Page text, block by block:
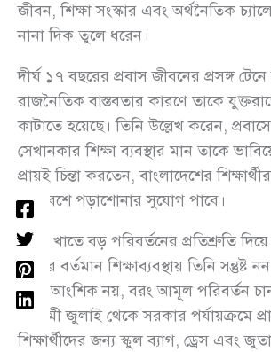
জীবন, শিক্ষা সংস্কার এবং অর্থনৈতিক
নানা দিক তুলে ধরেন।
দীর্ঘ ১৭ বছরের প্রবাস জীবনের প্রসঙ্গ
রাজনৈতিক বাস্তবতার কারণে তাকে
কাটাতে হয়েছে। তিনি উল্লেখ করেন,
সেখানকার শিক্ষা ব্যবস্থার মান তাকে
প্রায়ই চিন্তা করতেন, বাংলাদেশের
পরিবেশে পড়াশোনার সুযোগ পাবে।
শিক্ষা খাতে বড় পরিবর্তনের প্রতিশ্রুতি দিয়ে
দেশের বর্তমান শিক্ষাব্যবস্থায় তিনি সন্তুষ্ট
তিনি আংশিক নয়, বরং আমূল পরিবর্তন
আগামী জুলাই থেকে সরকার পর্যায়ক্রমে
শিক্ষার্থীদের জন্য স্কুল ব্যাগ, ড্রেস এবং